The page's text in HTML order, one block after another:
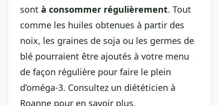
sont à consommer régulièrement. Tout
comme les huiles obtenues à partir des
noix, les graines de soja ou les germes de
blé pourraient être ajoutés à votre menu
de façon régulière pour faire le plein
d’oméga-3. Consultez un diététicien à
Roanne pour en savoir plus.